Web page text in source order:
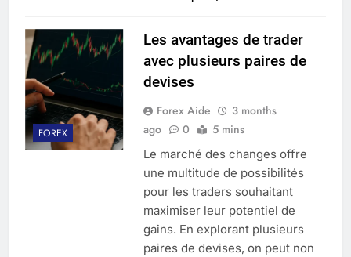
FOREX
Les avantages de trader
avec plusieurs paires de
devises
Forex Aide
3 months
ago
0 5 mins
Le marché des changes offre
une multitude de possibilités
pour les traders souhaitant
maximiser leur potentiel de
gains. En explorant plusieurs
paires de devises, on peut non